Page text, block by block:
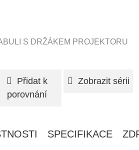
S DRŽÁKEM PROJEKTORU
Přidat k
porovnání
Zobrazit sérii
SPECIFIKACE